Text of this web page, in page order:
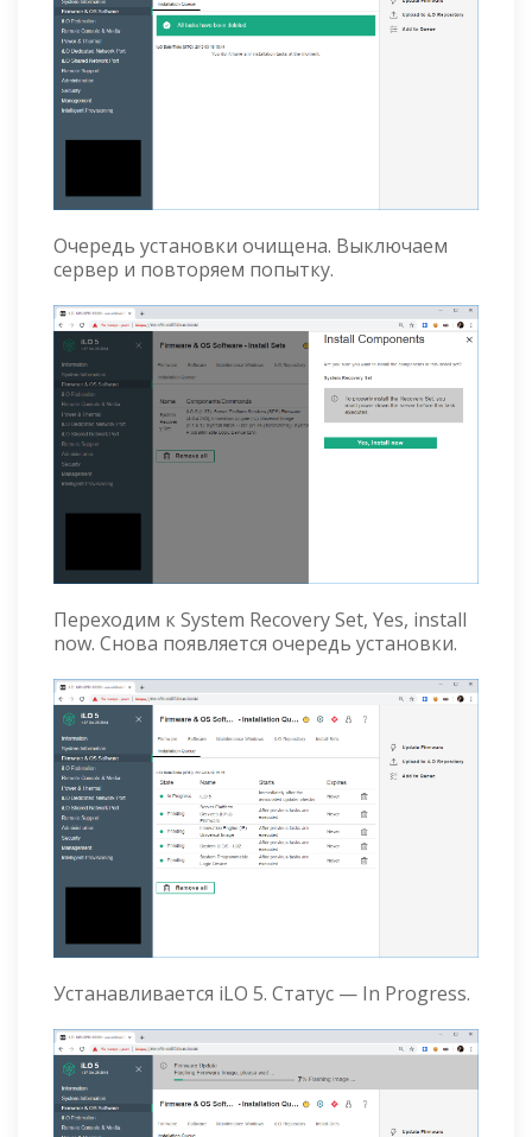
Очередь установки очищена. Выключаем
сервер и повторяем попытку.
Переходим к System Recovery Set, Yes, install
now. Снова появляется очередь установки.
Устанавливается iLO 5. Статус — In Progress.